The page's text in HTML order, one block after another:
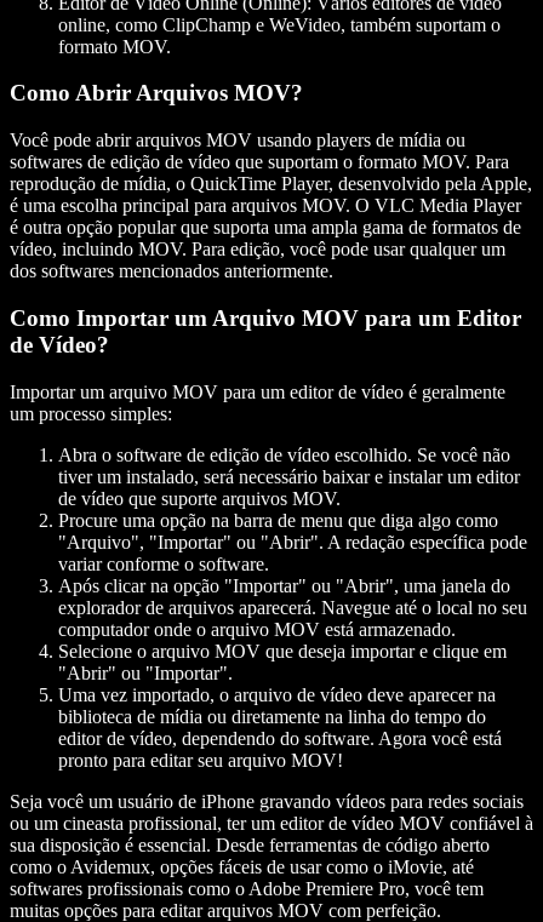
online, como ClipChamp e WeVideo, também suportam o
formato MOV.
Como Abrir Arquivos MOV?
Você pode abrir arquivos MOV usando players de mídia ou
softwares de edição de vídeo que suportam o formato MOV. Para
reprodução de mídia, o QuickTime Player, desenvolvido pela Apple,
é uma escolha principal para arquivos MOV. O VLC Media Player
é outra opção popular que suporta uma ampla gama de formatos de
vídeo, incluindo MOV. Para edição, você pode usar qualquer um
dos softwares mencionados anteriormente.
Como Importar um Arquivo MOV para um Editor
de Vídeo?
Importar um arquivo MOV para um editor de vídeo é geralmente
um processo simples:
Abra o software de edição de vídeo escolhido. Se você não
tiver um instalado, será necessário baixar e instalar um editor
de vídeo que suporte arquivos MOV.
Procure uma opção na barra de menu que diga algo como
"Arquivo", "Importar" ou "Abrir". A redação específica pode
variar conforme o software.
Após clicar na opção "Importar" ou "Abrir", uma janela do
explorador de arquivos aparecerá. Navegue até o local no seu
computador onde o arquivo MOV está armazenado.
Selecione o arquivo MOV que deseja importar e clique em
"Abrir" ou "Importar".
Uma vez importado, o arquivo de vídeo deve aparecer na
biblioteca de mídia ou diretamente na linha do tempo do
editor de vídeo, dependendo do software. Agora você está
pronto para editar seu arquivo MOV!
Seja você um usuário de iPhone gravando vídeos para redes sociais
ou um cineasta profissional, ter um editor de vídeo MOV confiável à
sua disposição é essencial. Desde ferramentas de código aberto
como o Avidemux, opções fáceis de usar como o iMovie, até
softwares profissionais como o Adobe Premiere Pro, você tem
muitas opções para editar arquivos MOV com perfeição.